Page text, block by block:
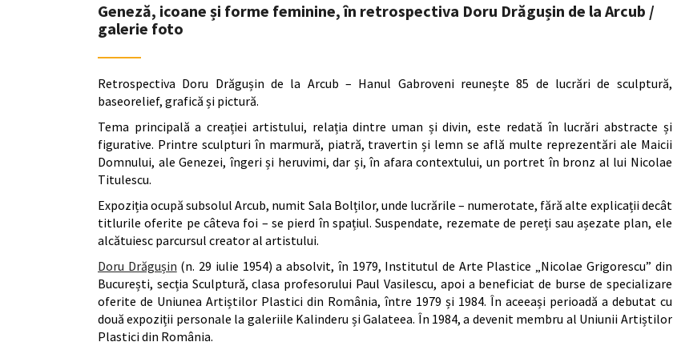
Geneză, icoane și forme feminine, în retrospectiva Doru Drăgușin de la Arcub /
galerie foto
Retrospectiva Doru Drăgușin de la Arcub – Hanul Gabroveni reunește 85 de lucrări de sculptură,
baseorelief, grafică și pictură.
Tema principală a creației artistului, relația dintre uman și divin, este redată în lucrări abstracte și
figurative. Printre sculpturi în marmură, piatră, travertin și lemn se află multe reprezentări ale Maicii
Domnului, ale Genezei, îngeri și heruvimi, dar și, în afara contextului, un portret în bronz al lui Nicolae
Titulescu.
Expoziția ocupă subsolul Arcub, numit Sala Bolților, unde lucrările – numerotate, fără alte explicații decât
titlurile oferite pe câteva foi – se pierd în spațiul. Suspendate, rezemate de pereți sau așezate plan, ele
alcătuiesc parcursul creator al artistului.
Doru Drăgușin (n. 29 iulie 1954) a absolvit, în 1979, Institutul de Arte Plastice „Nicolae Grigorescu” din
București, secția Sculptură, clasa profesorului Paul Vasilescu, apoi a beneficiat de burse de specializare
oferite de Uniunea Artiștilor Plastici din România, între 1979 și 1984. În aceeași perioadă a debutat cu
două expoziții personale la galeriile Kalinderu și Galateea. În 1984, a devenit membru al Uniunii Artiștilor
Plastici din România.